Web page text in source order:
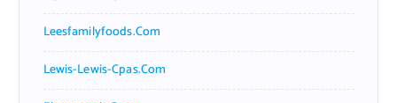
Leesfamilyfoods.com
Lewis-Lewis-Cpas.com